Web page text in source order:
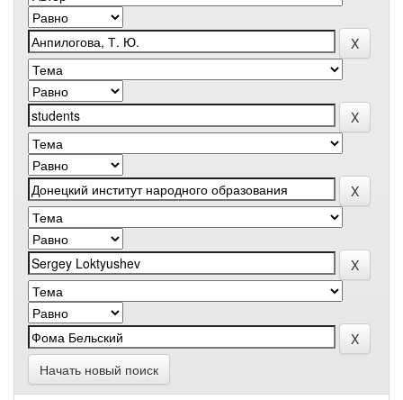
Начать новый поиск